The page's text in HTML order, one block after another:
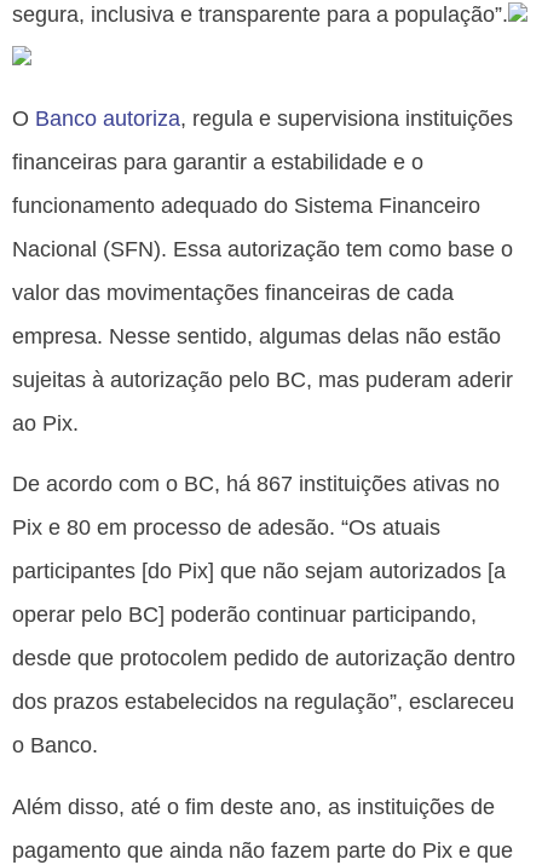
segura, inclusiva e transparente para a população”.
O Banco autoriza, regula e supervisiona instituições
financeiras para garantir a estabilidade e o
funcionamento adequado do Sistema Financeiro
Nacional (SFN). Essa autorização tem como base o
valor das movimentações financeiras de cada
empresa. Nesse sentido, algumas delas não estão
sujeitas à autorização pelo BC, mas puderam aderir
ao Pix.
De acordo com o BC, há 867 instituições ativas no
Pix e 80 em processo de adesão. “Os atuais
participantes [do Pix] que não sejam autorizados [a
operar pelo BC] poderão continuar participando,
desde que protocolem pedido de autorização dentro
dos prazos estabelecidos na regulação”, esclareceu
o Banco.
Além disso, até o fim deste ano, as instituições de
pagamento que ainda não fazem parte do Pix e que